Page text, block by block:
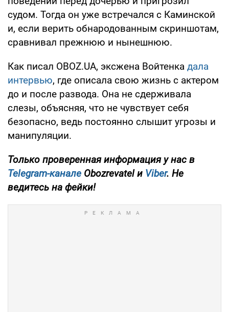
судом. Тогда он уже встречался с Каминской
и, если верить обнародованным скриншотам,
сравнивал прежнюю и нынешнюю.
Как писал OBOZ.UA, эксжена Войтенка дала
интервью, где описала свою жизнь с актером
до и после развода. Она не сдерживала
слезы, объясняя, что не чувствует себя
безопасно, ведь постоянно слышит угрозы и
манипуляции.
Только проверенная информация у нас в
Telegram-канале Obozrevatel и Viber. Не
ведитесь на фейки!